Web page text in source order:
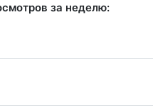
за неделю: